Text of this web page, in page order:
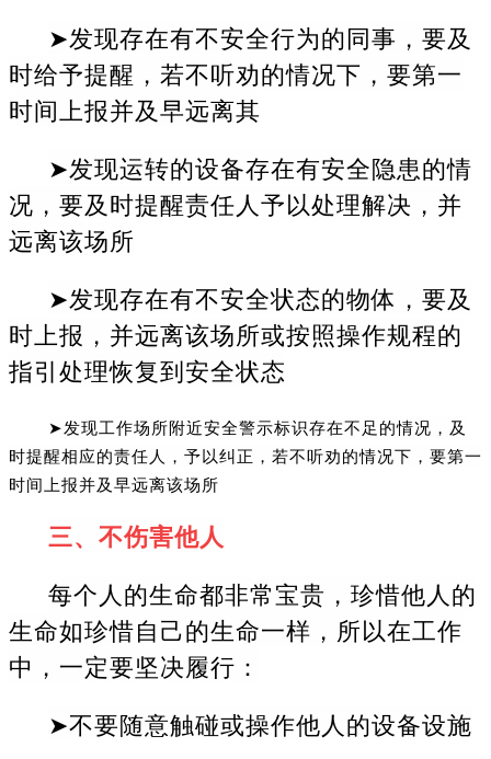
➤发现存在有不安全行为的同事，要及
时给予提醒，若不听劝的情况下，要第一
时间上报并及早远离其
➤发现运转的设备存在有安全隐患的情
况，要及时提醒责任人予以处理解决，并
远离该场所
➤发现存在有不安全状态的物体，要及
时上报，并远离该场所或按照操作规程的
指引处理恢复到安全状态
➤发现工作场所附近安全警示标识存在不足的情况，及
时提醒相应的责任人，予以纠正，若不听劝的情况下，要第一
时间上报并及早远离该场所
三、不伤害他人
每个人的生命都非常宝贵，珍惜他人的
生命如珍惜自己的生命一样，所以在工作
中，一定要坚决履行：
➤不要随意触碰或操作他人的设备设施